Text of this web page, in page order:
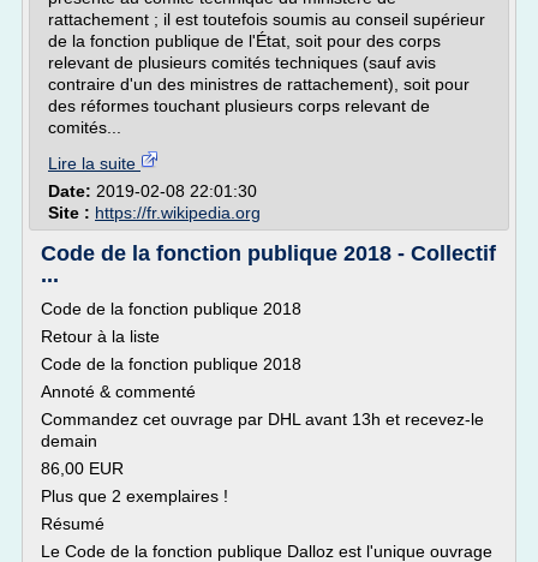
rattachement ; il est toutefois soumis au conseil supérieur
de la fonction publique de l'État, soit pour des corps
relevant de plusieurs comités techniques (sauf avis
contraire d'un des ministres de rattachement), soit pour
des réformes touchant plusieurs corps relevant de
comités...
Lire la suite
Date: 2019-02-08 22:01:30
Site : https://fr.wikipedia.org
Code de la fonction publique 2018 - Collectif
...
Code de la fonction publique 2018
Retour à la liste
Code de la fonction publique 2018
Annoté & commenté
Commandez cet ouvrage par DHL avant 13h et recevez-le
demain
86,00 EUR
Plus que 2 exemplaires !
Résumé
Le Code de la fonction publique Dalloz est l'unique ouvrage